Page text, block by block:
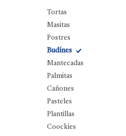
Tortas
Masitas
Postres
Budínes
Mantecadas
Palmitas
Cañones
Pasteles
Plantillas
Coockies